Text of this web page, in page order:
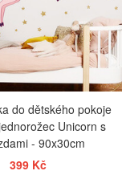
do dětského pokoje
Unicorn s
- 90x30cm
399 Kč